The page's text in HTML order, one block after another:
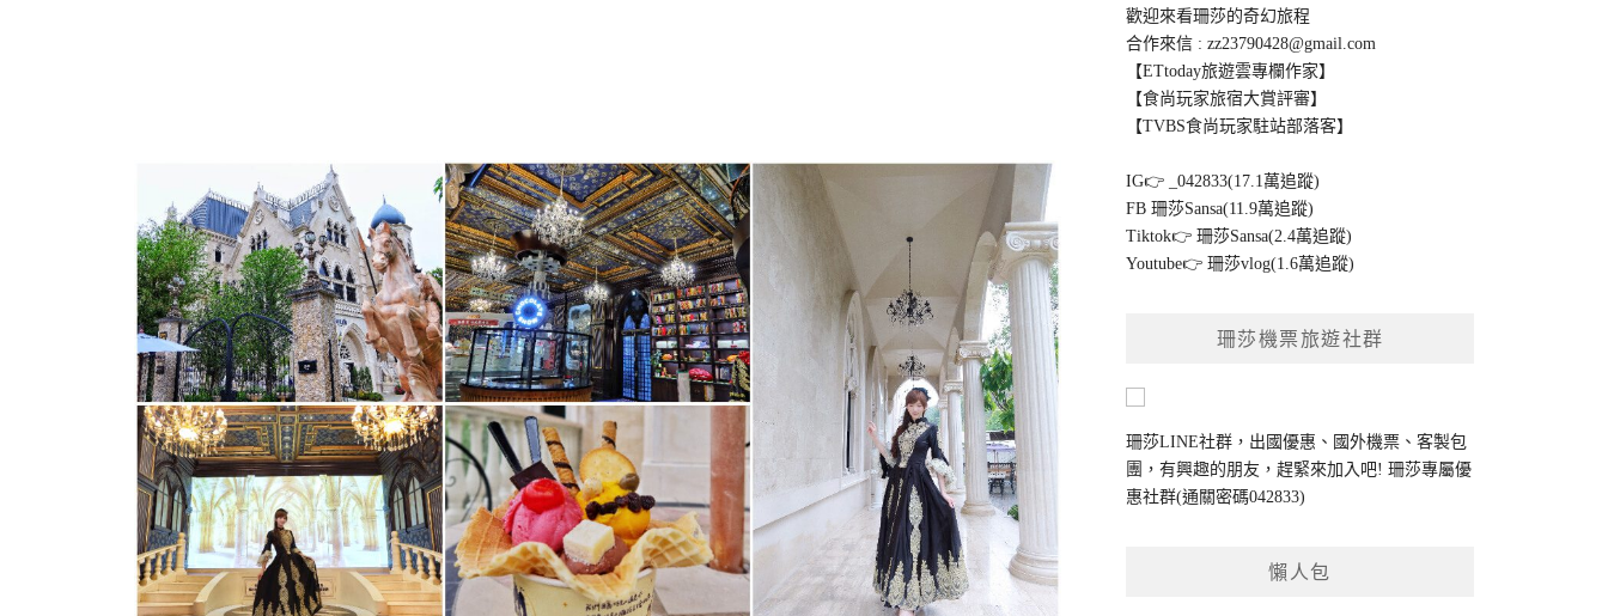
歡迎來看珊莎的奇幻旅程
合作來信 :zz23790428@gmail.com
【ETtoday旅遊雲專欄作家】
【食尚玩家旅宿大賞評審】
【TVBS食尚玩家駐站部落客】
IG👉
_042833(17.1萬追蹤)
FB珊莎Sansa(11.9萬追蹤)
Tiktok👉珊莎Sansa(2.4萬追蹤)
Youtube👉珊莎vlog(1.6萬追蹤)
珊莎機票旅遊社群
珊莎LINE社群，出國優惠、國外機票、客製包
團，有興趣的朋友，趕緊來加入吧!珊莎專屬優
惠社群(通關密碼042833)
懶人包